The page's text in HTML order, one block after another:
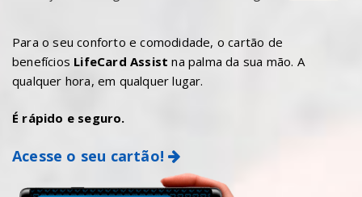
Para o seu conforto e comodidade, o cartão de
benefícios LifeCard Assist na palma da sua mão. A
qualquer hora, em qualquer lugar.
É rápido e seguro.
Acesse o seu cartão!